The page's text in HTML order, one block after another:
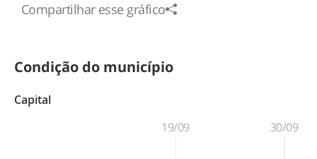
Compartilhar esse gráfico
Condição do município
Capital
19/09 30/09